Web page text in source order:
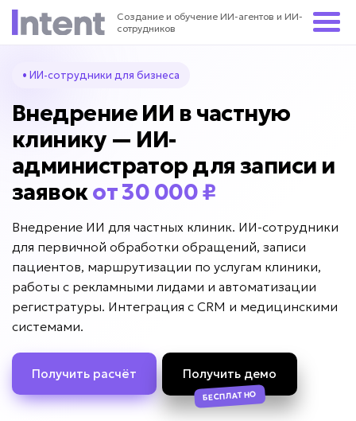
Создание и обучение ИИ-агентов и ИИ-
сотрудников
• ИИ-сотрудники для бизнеса
Внедрение ИИ в частную
клинику — ИИ-
администратор для записи и
заявокот 30 000 ₽
Внедрение ИИ для частных клиник. ИИ-сотрудники
для первичной обработки обращений, записи
пациентов, маршрутизации по услугам клиники,
работы с рекламными лидами и автоматизации
регистратуры. Интеграция с CRM и медицинскими
системами.
Получить расчёт Получить демо
БЕСПЛАТНО